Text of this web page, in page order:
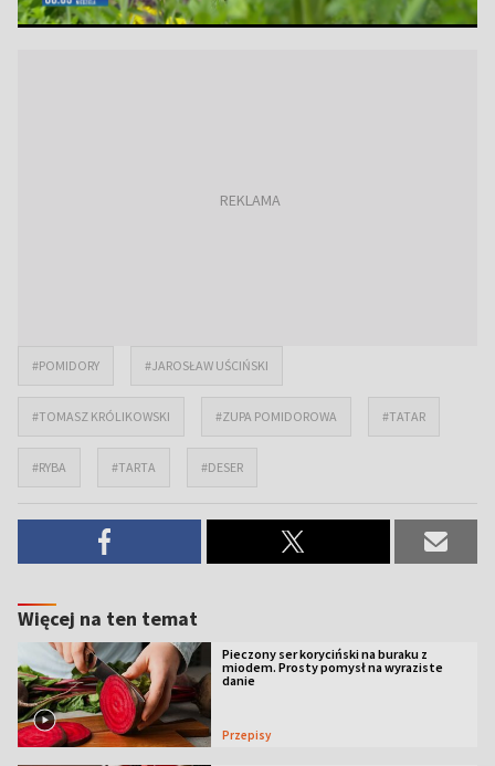
#POMIDORY #JAROSŁAW UŚCIŃSKI
#TOMASZ KRÓLIKOWSKI #ZUPA POMIDOROWA #TATAR
#RYBA #TARTA #DESER
Więcej na ten temat
Pieczony ser koryciński na buraku z
miodem. Prosty pomysł na wyraziste
danie
Przepisy